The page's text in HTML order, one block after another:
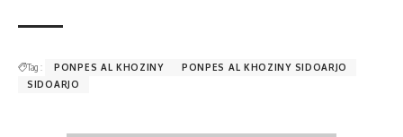
Tag : PONPES AL KHOZINY
PONPES AL KHOZINY SIDOARJO
SIDOARJO